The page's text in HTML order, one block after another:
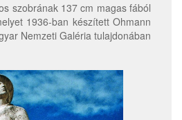
szobrának 137 cm magas fából
1936-ban készített Ohmann
Nemzeti Galéria tulajdonában